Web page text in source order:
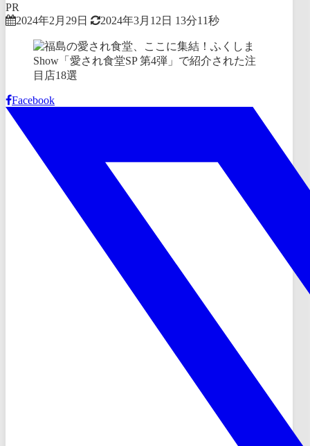
PR
2024年2月29日
2024年3月12日 13分11秒
Facebook